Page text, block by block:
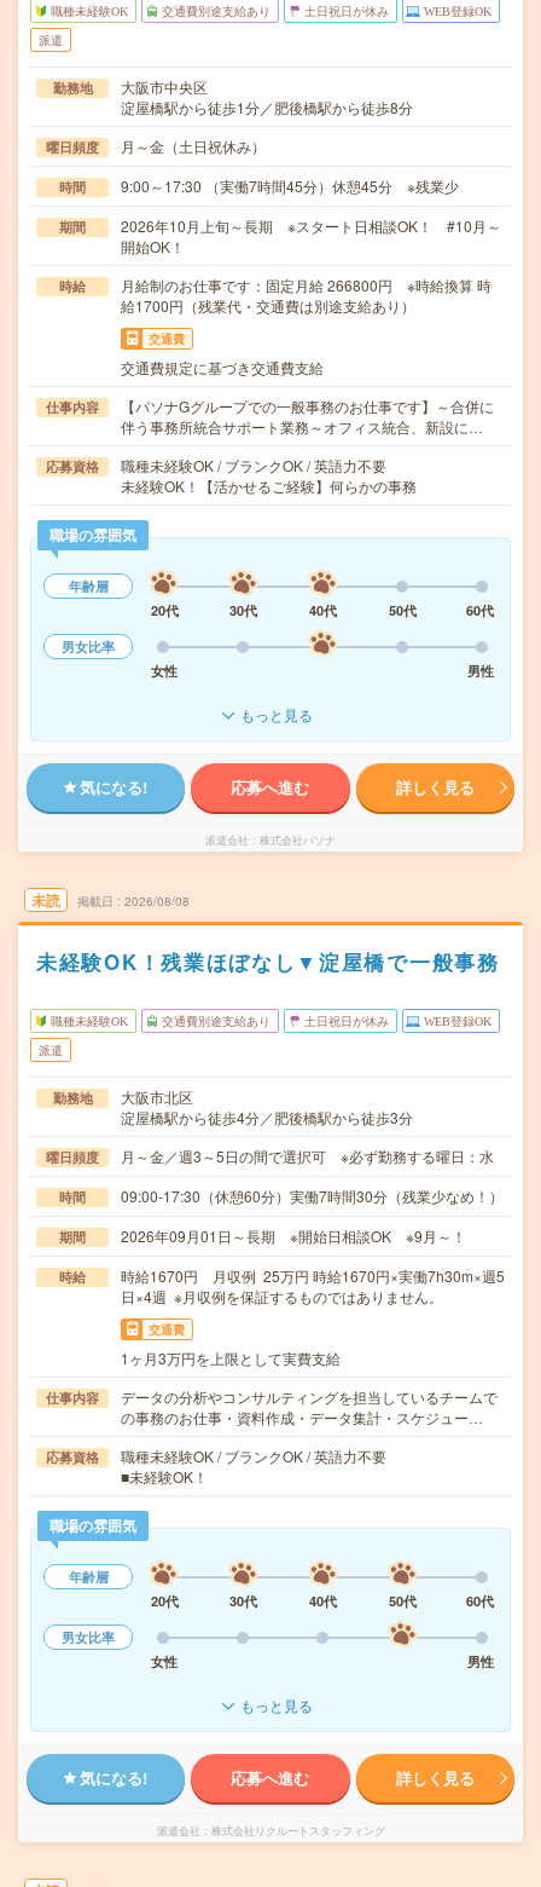
職種未経験OK 交通費別途支給あり 土日祝日が休み WEB登録OK
派遣
勤務地
大阪市中央区
淀屋橋駅から徒歩1分／肥後橋駅から徒歩8分
曜日頻度 月～金（土日祝休み）
時間 9:00～17:30 （実働7時間45分）休憩45分 ※残業少
期間
2026年10月上旬～長期 ※スタート日相談OK！ #10月～
開始OK！
時給
月給制のお仕事です：固定月給 266800円 ※時給換算 時
給1700円（残業代・交通費は別途支給あり）
交通費
交通費規定に基づき交通費支給
仕事内容
【パソナGグループでの一般事務のお仕事です】～合併に
伴う事務所統合サポート業務～オフィス統合、新設に…
応募資格
職種未経験OK / ブランクOK / 英語力不要
未経験OK！【活かせるご経験】何らかの事務
職場の雰囲気
年齢層
20代
30代 40代 50代
60代
男女比率
女性
男性
もっと見る
気になる! 応募へ進む 詳しく見る
派遣会社 株式会社パソナ
未読 掲載日 2026/08/08
未経験OK！残業ほぼなし▼淀屋橋で一般事務
職種未経験OK 交通費別途支給あり 土日祝日が休み WEB登録OK
派遣
勤務地
大阪市北区
淀屋橋駅から徒歩4分／肥後橋駅から徒歩3分
曜日頻度 月～金／週3～5日の間で選択可 ※必ず勤務する曜日：水
時間 09:00-17:30（休憩60分）実働7時間30分（残業少なめ！）
期間 2026年09月01日～長期 ※開始日相談OK ※9月～！
時給
時給1670円 月収例 25万円 時給1670円×実働7h30m×週5
日×4週 ※月収例を保証するものではありません。
交通費
1ヶ月3万円を上限として実費支給
仕事内容
データの分析やコンサルティングを担当しているチームで
の事務のお仕事・資料作成・データ集計・スケジュー…
応募資格
職種未経験OK / ブランクOK / 英語力不要
■未経験OK！
職場の雰囲気
年齢層
20代
30代 40代 50代
60代
男女比率
女性
男性
もっと見る
気になる! 応募へ進む 詳しく見る
派遣会社 株式会社リクルートスタッフィング